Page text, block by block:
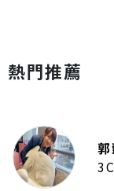
熱門推薦
3C